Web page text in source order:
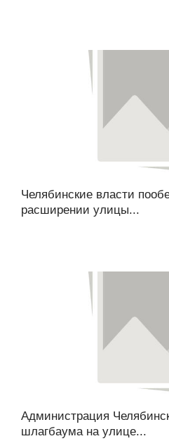
Челябинские власти
расширении улицы...
Администрация
шлагбаума на улице...